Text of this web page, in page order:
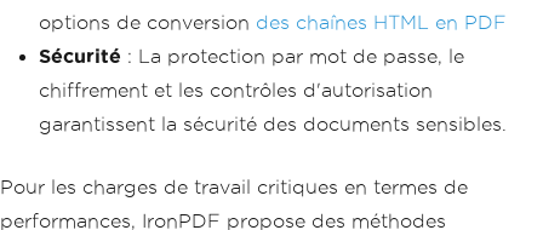
options de conversion des chaînes HTML en PDF
Sécurité : La protection par mot de passe, le
chiffrement et les contrôles d'autorisation
garantissent la sécurité des documents sensibles.
Pour les charges de travail critiques en termes de
performances, IronPDF propose des méthodes